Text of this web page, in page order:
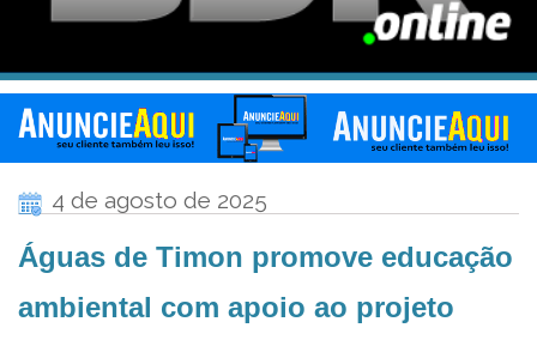
4 de agosto de 2025
Águas de Timon promove educação
ambiental com apoio ao projeto